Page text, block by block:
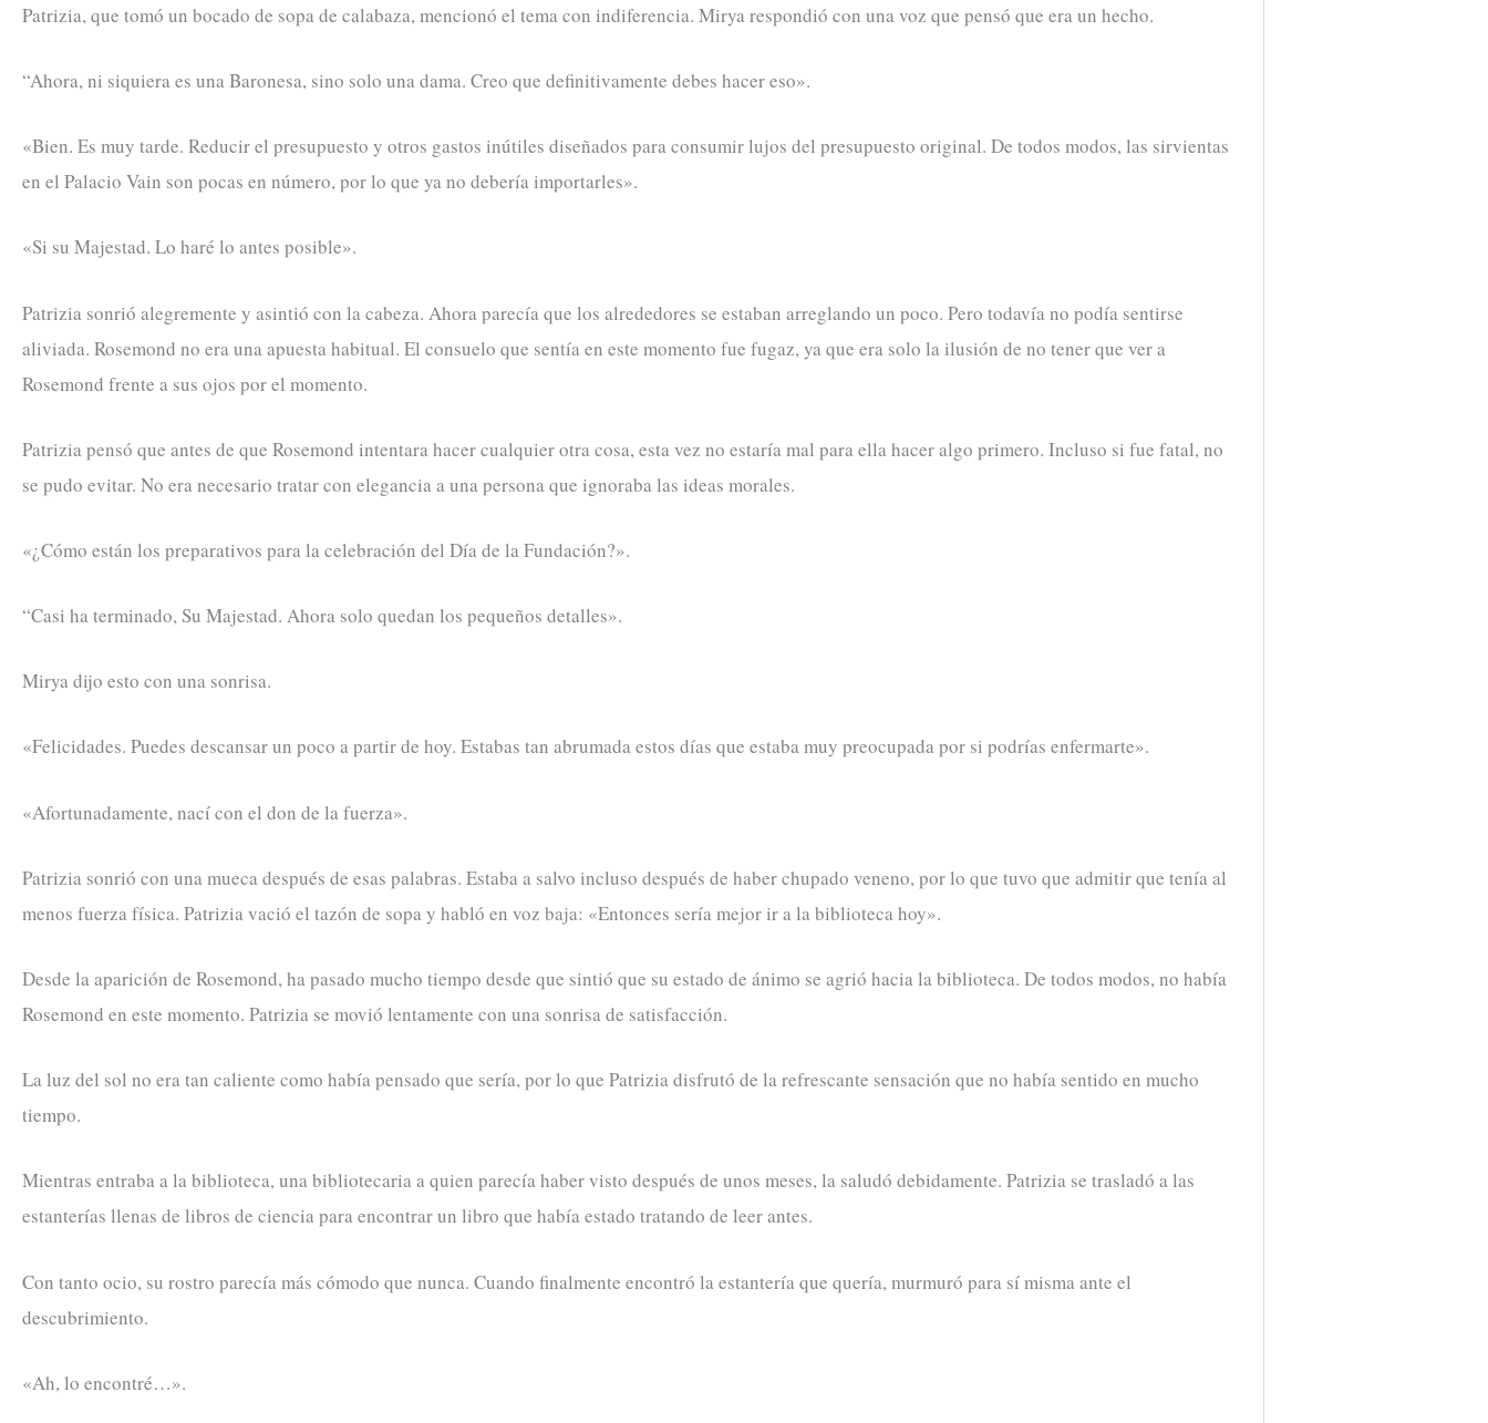
Patrizia, que tomó un bocado de sopa de calabaza, mencionó el tema con indiferencia. Mirya respondió con una voz que pensó que era un hecho.
“Ahora, ni siquiera es una Baronesa, sino solo una dama. Creo que definitivamente debes hacer eso».
«Bien. Es muy tarde. Reducir el presupuesto y otros gastos inútiles diseñados para consumir lujos del presupuesto original. De todos modos, las sirvientas
en el Palacio Vain son pocas en número, por lo que ya no debería importarles».
«Si su Majestad. Lo haré lo antes posible».
Patrizia sonrió alegremente y asintió con la cabeza. Ahora parecía que los alrededores se estaban arreglando un poco. Pero todavía no podía sentirse
aliviada. Rosemond no era una apuesta habitual. El consuelo que sentía en este momento fue fugaz, ya que era solo la ilusión de no tener que ver a
Rosemond frente a sus ojos por el momento.
Patrizia pensó que antes de que Rosemond intentara hacer cualquier otra cosa, esta vez no estaría mal para ella hacer algo primero. Incluso si fue fatal, no
se pudo evitar. No era necesario tratar con elegancia a una persona que ignoraba las ideas morales.
«¿Cómo están los preparativos para la celebración del Día de la Fundación?».
“Casi ha terminado, Su Majestad. Ahora solo quedan los pequeños detalles».
Mirya dijo esto con una sonrisa.
«Felicidades. Puedes descansar un poco a partir de hoy. Estabas tan abrumada estos días que estaba muy preocupada por si podrías enfermarte».
«Afortunadamente, nací con el don de la fuerza».
Patrizia sonrió con una mueca después de esas palabras. Estaba a salvo incluso después de haber chupado veneno, por lo que tuvo que admitir que tenía al
menos fuerza física. Patrizia vació el tazón de sopa y habló en voz baja: «Entonces sería mejor ir a la biblioteca hoy».
Desde la aparición de Rosemond, ha pasado mucho tiempo desde que sintió que su estado de ánimo se agrió hacia la biblioteca. De todos modos, no había
Rosemond en este momento. Patrizia se movió lentamente con una sonrisa de satisfacción.
La luz del sol no era tan caliente como había pensado que sería, por lo que Patrizia disfrutó de la refrescante sensación que no había sentido en mucho
tiempo.
Mientras entraba a la biblioteca, una bibliotecaria a quien parecía haber visto después de unos meses, la saludó debidamente. Patrizia se trasladó a las
estanterías llenas de libros de ciencia para encontrar un libro que había estado tratando de leer antes.
Con tanto ocio, su rostro parecía más cómodo que nunca. Cuando finalmente encontró la estantería que quería, murmuró para sí misma ante el
descubrimiento.
«Ah, lo encontré…».